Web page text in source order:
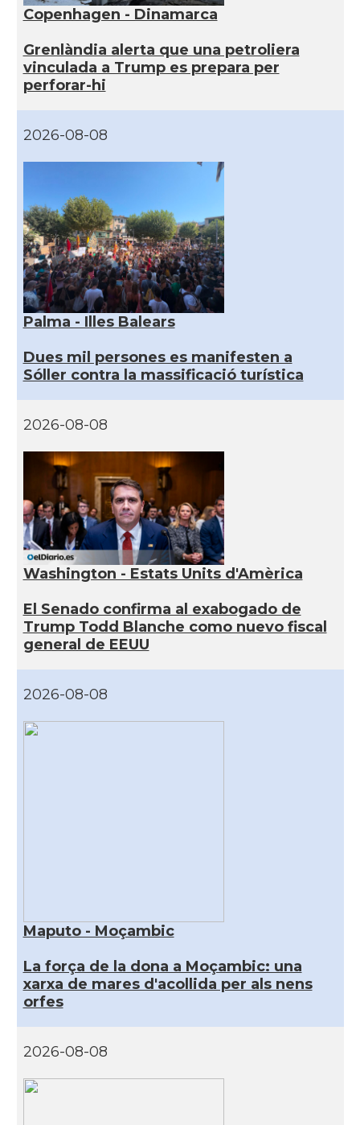
Copenhagen - Dinamarca
Grenlàndia alerta que una petroliera
vinculada a Trump es prepara per
perforar-hi
2026-08-08
Palma - Illes Balears
Dues mil persones es manifesten a
Sóller contra la massificació turística
2026-08-08
Washington - Estats Units d'Amèrica
El Senado confirma al exabogado de
Trump Todd Blanche como nuevo fiscal
general de EEUU
2026-08-08
Maputo - Moçambic
La força de la dona a Moçambic: una
xarxa de mares d'acollida per als nens
orfes
2026-08-08